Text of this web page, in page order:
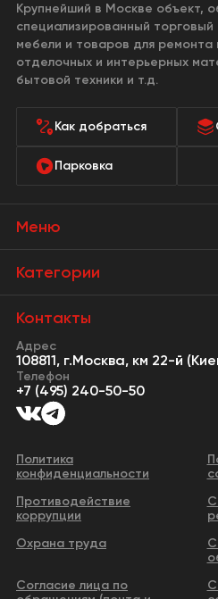
Крупнейший в Москве объект,
специализированный
мебели и товаров для ремонта
отделочных и интерьерных
бытовой техники и т.д.
Меню
Магазины
Новости
События
Сервисы
Видео
Бизнес-парк
Категории
Мебель Park
Предметы интерьера
Освещение
Кухонная мебель
Двери
Все категории
Контакты
Адрес
108811, г.Москва, км 22-й
Телефон
+7 (495) 240-50-50
Как добраться
Парковка
Политика
конфиденциальности
Противодействие
коррупции
Охрана труда
Согласие лица по